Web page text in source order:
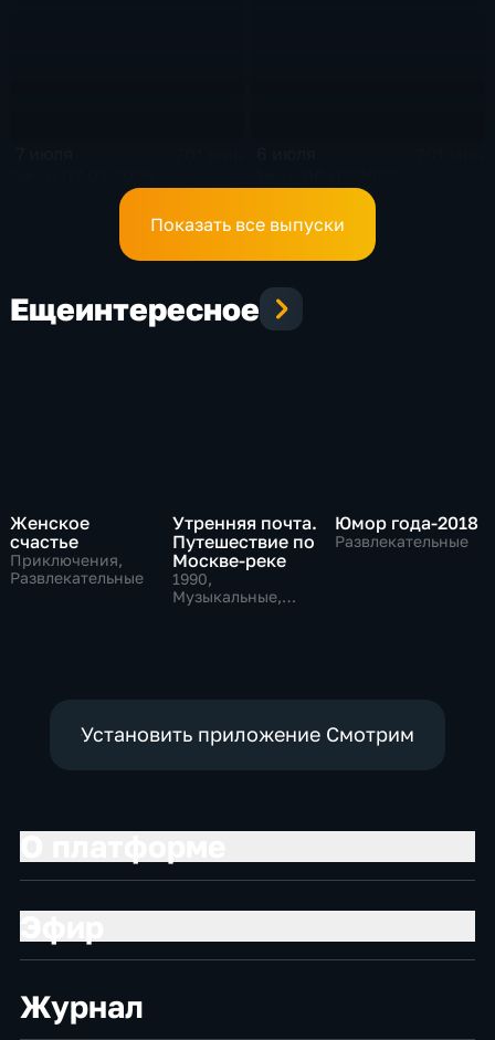
Показать все выпуски
Ещеинтересное
Женское
счастье
Приключения,
Развлекательные
Утренняя почта.
Путешествие по
Москве-реке
1990,
Музыкальные,
Юмор года-2018
Развлекательные
Установить приложение Смотрим
Журнал